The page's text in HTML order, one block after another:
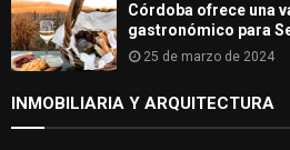
Córdoba ofrece una
gastronómico para
25 de marzo de 2024
INMOBILIARIA Y ARQUITECTURA